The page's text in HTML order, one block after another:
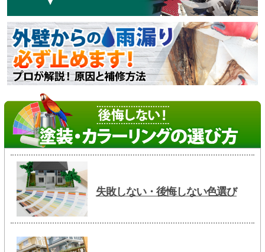
失敗しない・後悔しない色選び